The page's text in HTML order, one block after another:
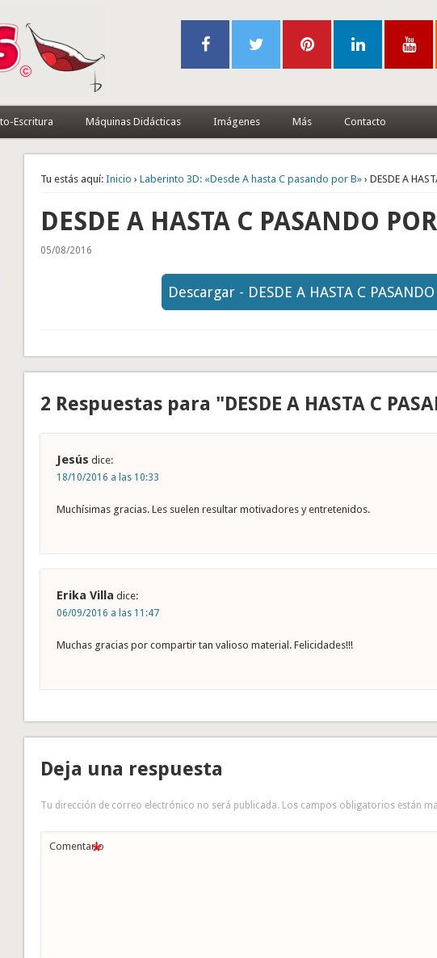
Escritura Máquinas Didácticas Imágenes Más Contacto
Tu estás aquí: Inicio ›Laberinto 3D: «Desde A hasta C pasando por B» › DESDE A
DESDE A HASTA C PASANDO
05/08/2016
Descargar - DESDE A HASTA C
2 Respuestas para "DESDE A HASTA C
Jesús dice:
18/10/2016 a las 10:33
Muchísimas gracias. Les suelen resultar motivadores y entretenidos.
Erika Villa dice:
06/09/2016 a las 11:47
Muchas gracias por compartir tan valioso material. Felicidades!!!
Deja una respuesta
Tu dirección de correo electrónico no será publicada. Los campos obligatorios están
Comentario
*